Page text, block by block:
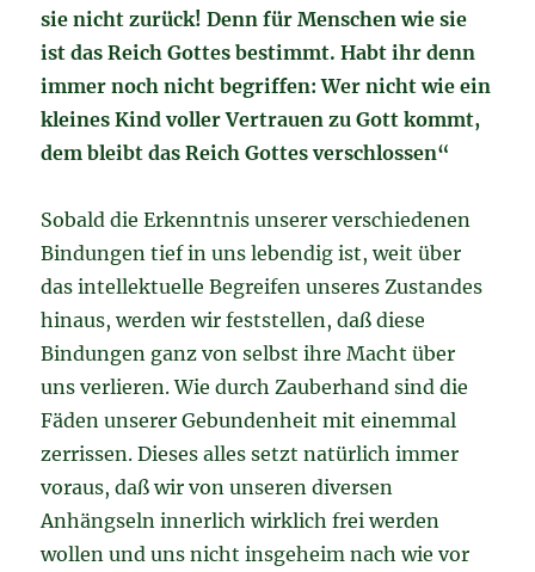
sie nicht zurück! Denn für Menschen wie sie
ist das Reich Gottes bestimmt.Habt ihr denn
immer noch nicht begriffen: Wer nicht wie ein
kleines Kind voller Vertrauen zu Gott kommt,
dem bleibt das Reich Gottes verschlossen“
Sobald die Erkenntnis unserer verschiedenen
Bindungen tief in uns lebendig ist, weit über
das intellektuelle Begreifen unseres Zustandes
hinaus, werden wir feststellen, daß diese
Bindungen ganz von selbst ihre Macht über
uns verlieren. Wie durch Zauberhand sind die
Fäden unserer Gebundenheit mit einemmal
zerrissen. Dieses alles setzt natürlich immer
voraus, daß wir von unseren diversen
Anhängseln innerlich wirklich frei werden
wollen und uns nicht insgeheim nach wie vor